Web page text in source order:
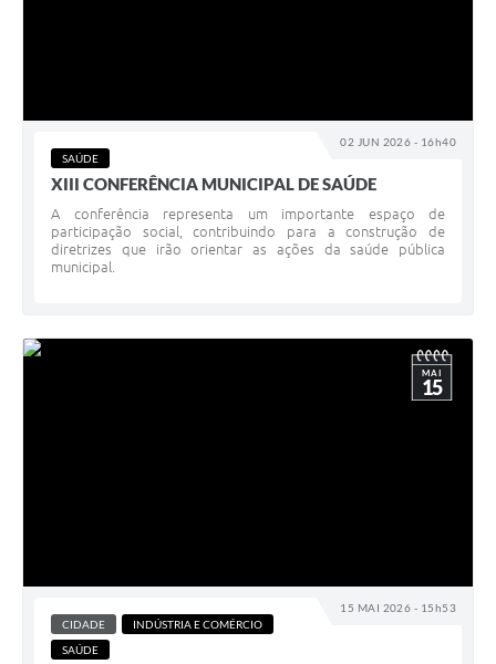
02 JUN 2026 - 16h40
SAÚDE
XIII CONFERÊNCIA MUNICIPAL DE SAÚDE
A conferência representa um importante espaço de
participação social, contribuindo para a construção de
diretrizes que irão orientar as ações da saúde pública
municipal.
15 MAI 2026 - 15h53
MAI
15
CIDADE
INDÚSTRIA E COMÉRCIO
SAÚDE